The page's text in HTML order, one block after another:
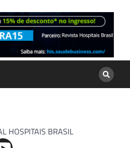
HOSPITAIS BRASIL